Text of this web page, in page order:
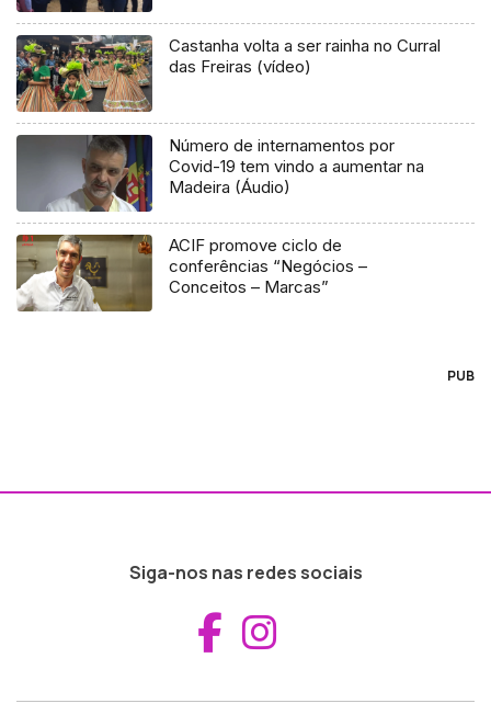
Castanha volta a ser rainha no Curral
das Freiras (vídeo)
Número de internamentos por
Covid-19 tem vindo a aumentar na
Madeira (Áudio)
ACIF promove ciclo de
conferências “Negócios –
Conceitos – Marcas”
PUB
Siga-nos nas redes sociais
Aceder ao